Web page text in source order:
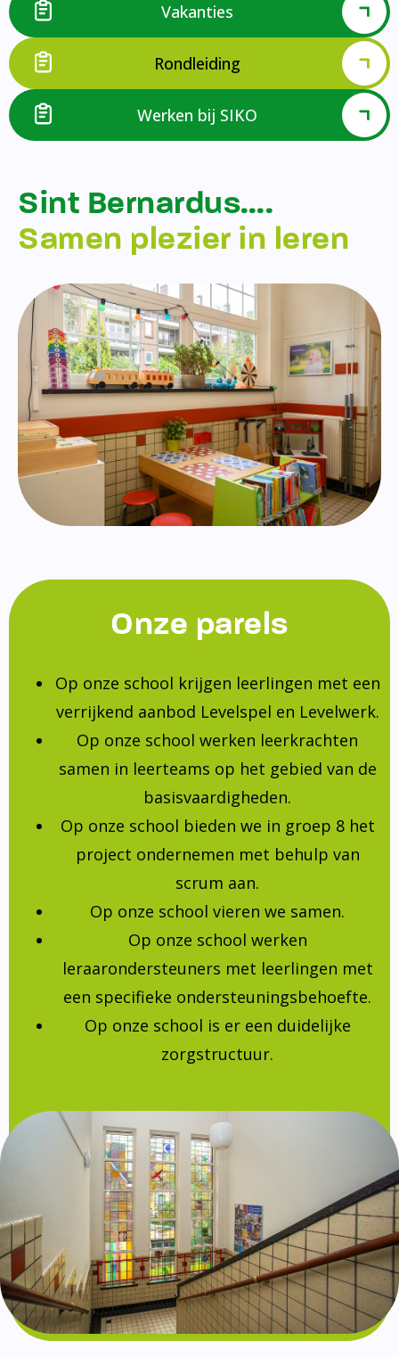
Vakanties
Rondleiding
Werken bij SIKO
Sint Bernardus….
Samen plezier in leren
Onze parels
Op onze school krijgen leerlingen met een
verrijkend aanbod Levelspel en Levelwerk.
Op onze school werken leerkrachten
samen in leerteams op het gebied van de
basisvaardigheden.
Op onze school bieden we in groep 8 het
project ondernemen met behulp van
scrum aan.
Op onze school vieren we samen.
Op onze school werken
leraarondersteuners met leerlingen met
een specifieke ondersteuningsbehoefte.
Op onze school is er een duidelijke
zorgstructuur.